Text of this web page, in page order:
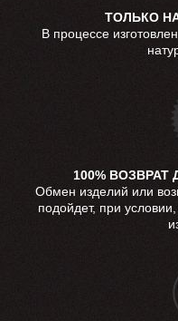
ТОЛЬКО
В процессе
100%
Обмен изделий или
подойдет, при